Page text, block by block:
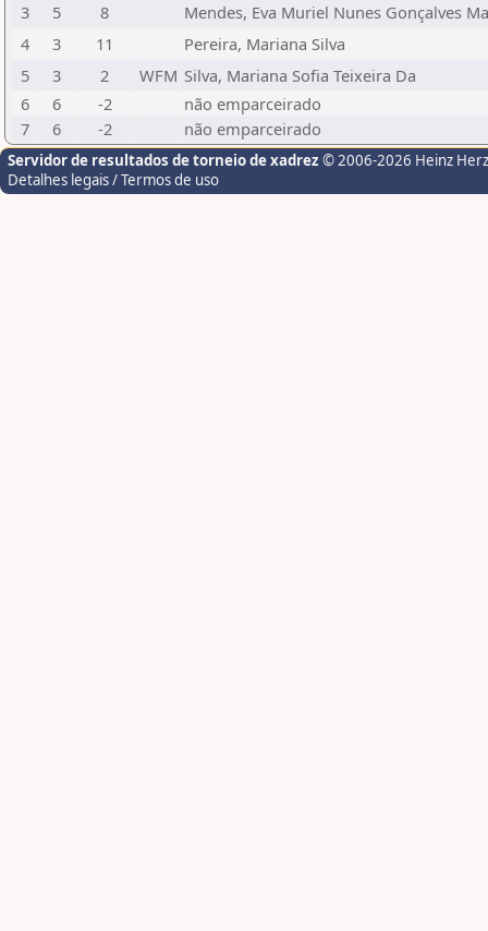
3
5 8
Mendes, Eva Muriel Nunes Gonçalves
4
3 11
Pereira, Mariana Silva
5
3 2 WFM Silva, Mariana Sofia Teixeira Da
6
6 -2
não emparceirado
7
6 -2 não emparceirado
Servidor de resultados de torneio de xadrez © 2006-2026 Heinz
Detalhes legais / Termos de uso